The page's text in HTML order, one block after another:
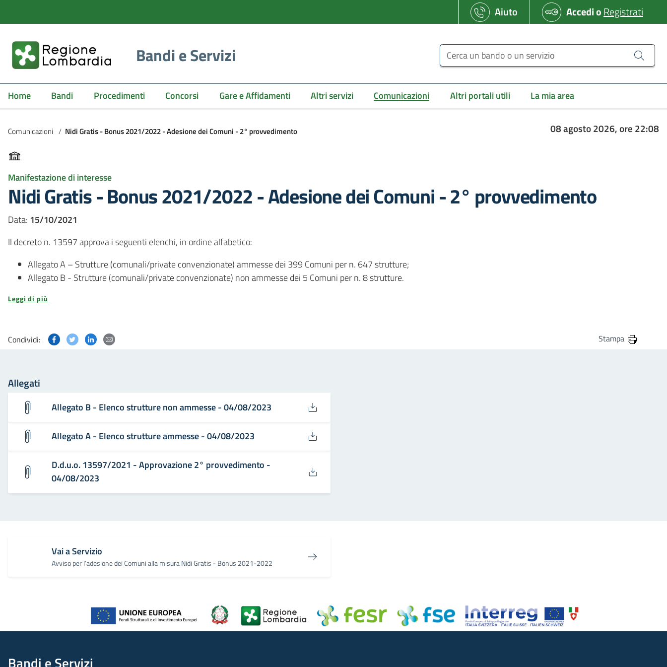
Aiuto AccedioRegistrati
Bandi e Servizi Cerca un bando o un servizio
Home Bandi Procedimenti Concorsi Gare e Affidamenti Altri servizi Comunicazioni Altri portali utili La mia area
Comunicazioni / Nidi Gratis - Bonus 2021/2022 - Adesione dei Comuni - 2° provvedimento 08 agosto 2026, ore 22:08
Manifestazione di interesse
Nidi Gratis - Bonus 2021/2022 - Adesione dei Comuni - 2° provvedimento
Data: 15/10/2021
Il decreto n. 13597 approva i seguenti elenchi, in ordine alfabetico:
Allegato A – Strutture (comunali/private convenzionate) ammesse dei 399 Comuni per n. 647 strutture;
Allegato B - Strutture (comunali/private convenzionate) non ammesse dei 5 Comuni per n. 8 strutture.
Leggi di più
Condividi: Condividi questa pagina su Facebook
Condividi questa pagina su Twitter
Condividi questa pagina su Linkedin Stampa
Allegati
Allegato B - Elenco strutture non ammesse - 04/08/2023
Allegato A - Elenco strutture ammesse - 04/08/2023
D.d.u.o. 13597/2021 - Approvazione 2° provvedimento -
04/08/2023
Vai a Servizio
Avviso per l’adesione dei Comuni alla misura Nidi Gratis - Bonus 2021-2022
Bandi e Servizi